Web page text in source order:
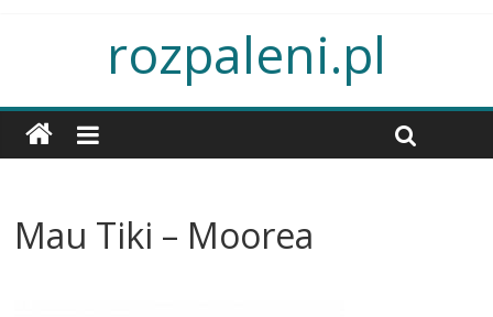
rozpaleni.pl
Mau Tiki – Moorea